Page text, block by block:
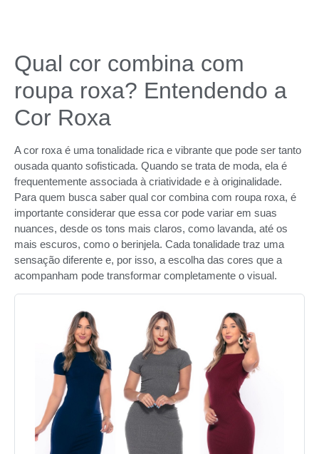
Qual cor combina com
roupa roxa? Entendendo a
Cor Roxa
A cor roxa é uma tonalidade rica e vibrante que pode ser tanto
ousada quanto sofisticada. Quando se trata de moda, ela é
frequentemente associada à criatividade e à originalidade.
Para quem busca saber qual cor combina com roupa roxa, é
importante considerar que essa cor pode variar em suas
nuances, desde os tons mais claros, como lavanda, até os
mais escuros, como o berinjela. Cada tonalidade traz uma
sensação diferente e, por isso, a escolha das cores que a
acompanham pode transformar completamente o visual.